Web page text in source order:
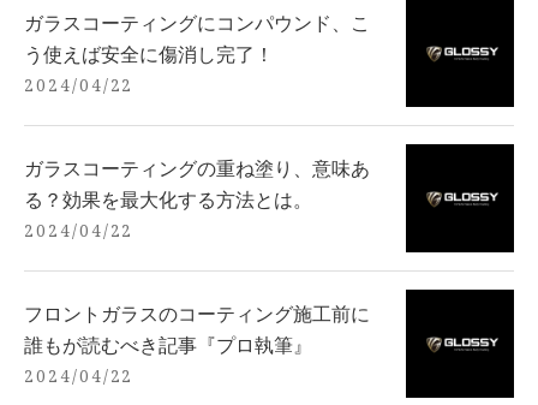
ガラスコーティングにコンパウンド、こ
う使えば安全に傷消し完了！
2024/04/22
ガラスコーティングの重ね塗り、意味あ
る？効果を最大化する方法とは。
2024/04/22
フロントガラスのコーティング施工前に
誰もが読むべき記事『プロ執筆』
2024/04/22